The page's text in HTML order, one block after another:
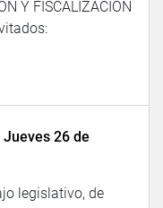
Y FISCALIZACIÓN
26 de
legislativo, de